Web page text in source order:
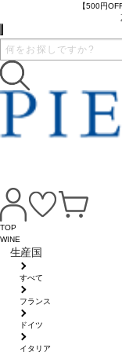
【500円
TOP
WINE
生産国
すべて
フランス
ドイツ
イタリア